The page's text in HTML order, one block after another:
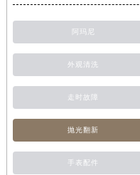
阿玛尼
外观清洗
走时故障
抛光翻新
手表配件